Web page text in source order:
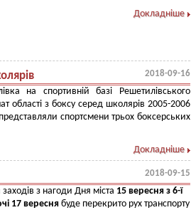
Докладніше
2018-09-16
на спортивній базі Решетилівського
області з боксу серед школярів 2005-2006
спортсмени трьох боксерських
Докладніше
2018-09-15
з нагоди Дня міста 15 вересня з 6-ї
17 вереснябуде перекрито рух транспорту